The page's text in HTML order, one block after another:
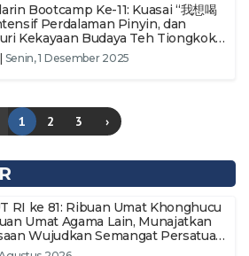
Bootcamp Ke-11: Kuasai “我想喝
Perdalaman Pinyin, dan
Kekayaan Budaya Teh Tiongkok
Tahun
Senin, 1 Desember 2025
1 2 3 ›
RI ke 81: Ribuan Umat Khonghucu
Wujudkan Semangat Persatuan
Makmur dan Berdaulat